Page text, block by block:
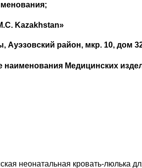
Kazakhstan»
Ауэзовский район, мкр. 10, дом
наименования Медицинских
неонатальная кровать-люлька